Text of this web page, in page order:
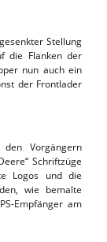
Stellung
die Flanken der
nun auch ein
der Frontlader
Vorgängern
Schriftzüge
Logos und die
wie bemalte
Empfänger am